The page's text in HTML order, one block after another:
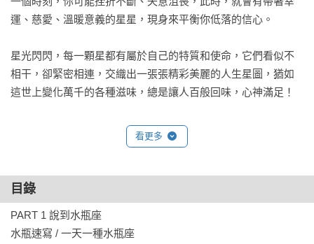
運、慈愛、溫暖意義的星星，現身來平衡你低落的信心。
星光閃閃，每一顆星都有屬於自己的特質和使命，它們看似不
相干，卻緊密相連，交織出一張張精彩美麗的人生星圖，猶如
這世上變化萬千的各種滋味，總是讓人百般回味，心神滿足！
1月20日
雖然不愛被制式的規則綁手綁腳，但絕不會因為私情而無心於
既定的目標，該努力往前時，不會鬆懈，該停下腳步時，也不
會勉強自己繼續硬撐，快慢鬆緊，運用自如；不善於經營人際
看更多
目錄
PART 1 說到水瓶座
水瓶速寫 / 一天一種水瓶座